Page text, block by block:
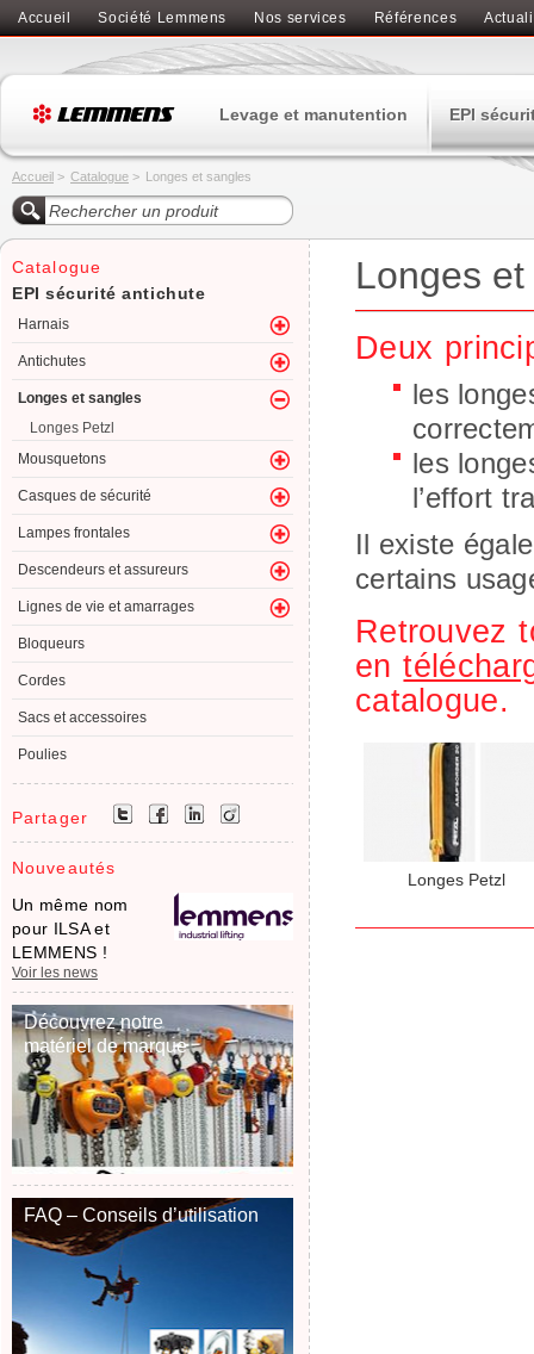
Accueil Société Lemmens Nos services Références
Levage et manutention EPI
Accueil > Catalogue > Longes et sangles
Catalogue
EPI sécurité antichute
Harnais
Antichutes
Longes et sangles
Longes Petzl
Mousquetons
Casques de sécurité
Lampes frontales
Descendeurs et assureurs
Lignes de vie et amarrages
Bloqueurs
Cordes
Sacs et accessoires
Poulies
Partager
Nouveautés
Un même nom
pour ILSA et
LEMMENS !
Voir les news
Découvrez notre
matériel de marque
FAQ – Conseils d’utilisation
Longes
Deux
les
les
l’effort
Il existe
certains
Retrouvez
en
catalogue.
Longes Petzl